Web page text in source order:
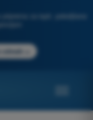
za ispit, poboljšana
odmah